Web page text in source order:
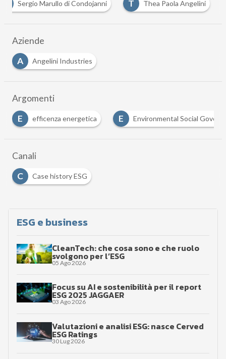
S Sergio Marullo di Condojanni T Thea Paola Angelini
Aziende
A
Angelini Industries
Argomenti
E
Environmental Social Governance P Plastic Waste
Canali
C
Case history ESG
ESG e business
CleanTech: che cosa sono e che ruolo
svolgono per l’ESG
05 Ago 2026
Focus su AI e sostenibilità per il report
ESG 2025 JAGGAER
03 Ago 2026
Valutazioni e analisi ESG: nasce Cerved
ESG Ratings
30 Lug 2026